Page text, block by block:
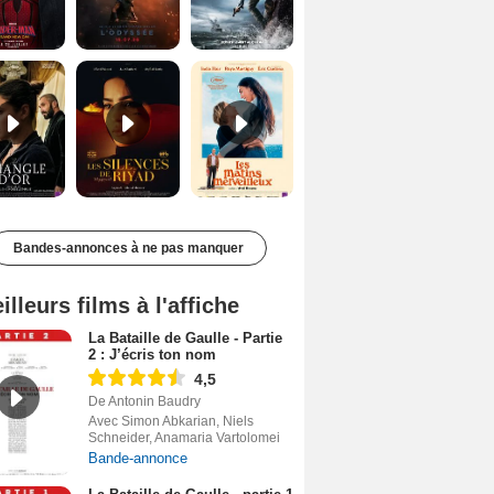
Les Silences de Riyad Bande-annonce VO STFR Les Matins merveilleux Bande-annonce VF
Bandes-annonces à ne pas manquer
films à l'affiche
La Bataille de Gaulle - Partie
2 : J’écris ton nom
4,5
De Antonin Baudry
Avec Simon Abkarian, Niels
Schneider, Anamaria Vartolomei
Bande-annonce